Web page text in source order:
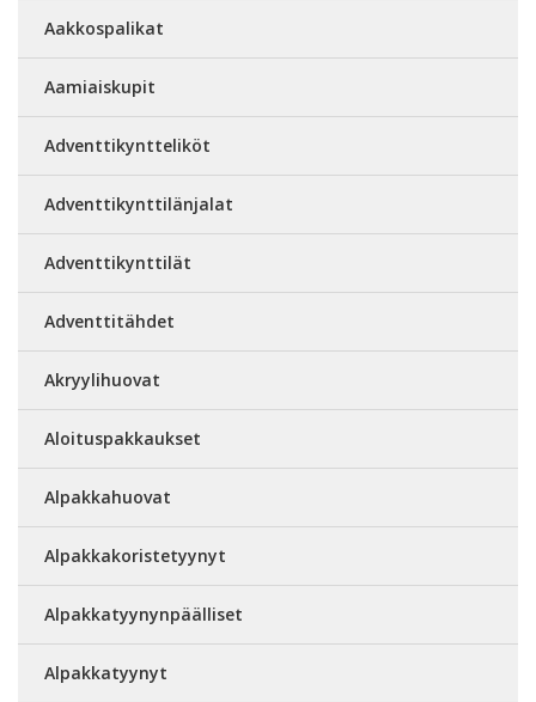
Aakkospalikat
Aamiaiskupit
Adventtikyntteliköt
Adventtikynttilänjalat
Adventtikynttilät
Adventtitähdet
Akryylihuovat
Aloituspakkaukset
Alpakkahuovat
Alpakkakoristetyynyt
Alpakkatyynynpäälliset
Alpakkatyynyt